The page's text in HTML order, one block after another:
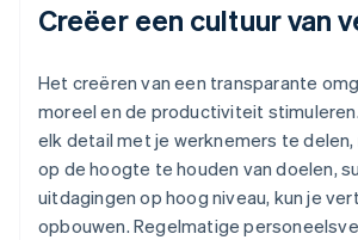
Creëer een cultuur van
Het creëren van een transparante
moreel en de productiviteit
elk detail met je werknemers te delen,
op de hoogte te houden van doelen,
uitdagingen op hoog niveau, kun je
opbouwen. Regelmatige